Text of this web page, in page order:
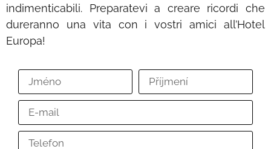
indimenticabili. Preparatevi a creare ricordi che
dureranno una vita con i vostri amici all’Hotel
Europa!